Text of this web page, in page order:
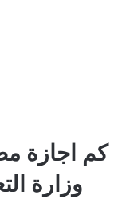
كم اجازة
وزارة